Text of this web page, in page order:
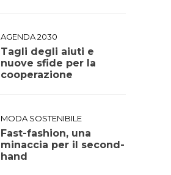
AGENDA 2030
Tagli degli aiuti e
nuove sfide per la
cooperazione
MODA SOSTENIBILE
Fast-fashion, una
minaccia per il second-
hand